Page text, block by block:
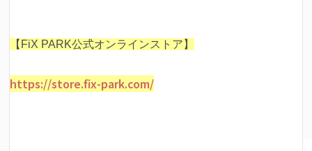
【FiX PARK公式オンラインストア】
https://store.fix-park.com/